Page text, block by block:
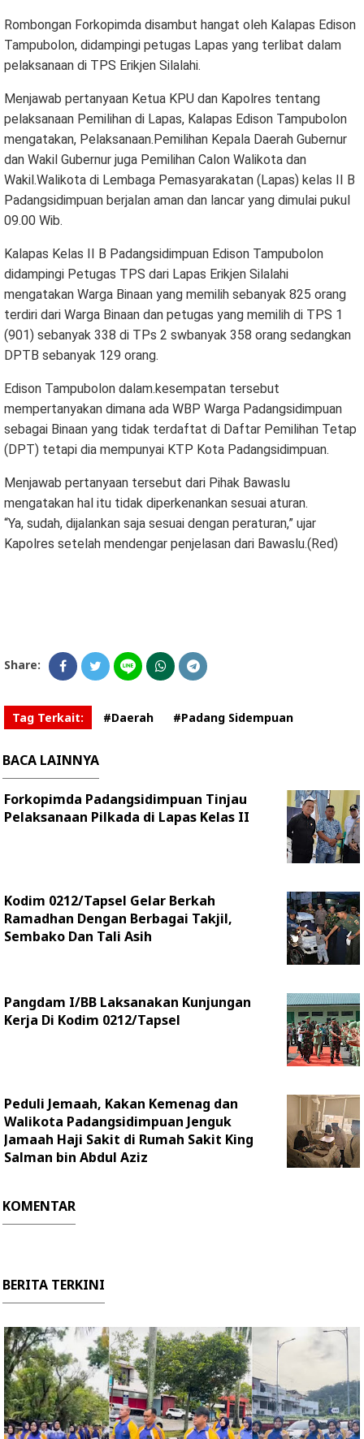
Rombongan Forkopimda disambut hangat oleh Kalapas Edison
Tampubolon, didampingi petugas Lapas yang terlibat dalam
pelaksanaan di TPS Erikjen Silalahi.
Menjawab pertanyaan Ketua KPU dan Kapolres tentang
pelaksanaan Pemilihan di Lapas, Kalapas Edison Tampubolon
mengatakan, Pelaksanaan.Pemilihan Kepala Daerah Gubernur
dan Wakil Gubernur juga Pemilihan Calon Walikota dan
Wakil.Walikota di Lembaga Pemasyarakatan (Lapas) kelas II B
Padangsidimpuan berjalan aman dan lancar yang dimulai pukul
09.00 Wib.
Kalapas Kelas II B Padangsidimpuan Edison Tampubolon
didampingi Petugas TPS dari Lapas Erikjen Silalahi
mengatakan Warga Binaan yang memilih sebanyak 825 orang
terdiri dari Warga Binaan dan petugas yang memilih di TPS 1
(901) sebanyak 338 di TPs 2 swbanyak 358 orang sedangkan
DPTB sebanyak 129 orang.
Edison Tampubolon dalam.kesempatan tersebut
mempertanyakan dimana ada WBP Warga Padangsidimpuan
sebagai Binaan yang tidak terdaftat di Daftar Pemilihan Tetap
(DPT) tetapi dia mempunyai KTP Kota Padangsidimpuan.
Menjawab pertanyaan tersebut dari Pihak Bawaslu
mengatakan hal itu tidak diperkenankan sesuai aturan.
“Ya, sudah, dijalankan saja sesuai dengan peraturan,” ujar
Kapolres setelah mendengar penjelasan dari Bawaslu.(Red)
Share:
Tag Terkait: #Daerah #Padang Sidempuan
BACA LAINNYA
Forkopimda Padangsidimpuan Tinjau
Pelaksanaan Pilkada di Lapas Kelas II
Kodim 0212/Tapsel Gelar Berkah
Ramadhan Dengan Berbagai Takjil,
Sembako Dan Tali Asih
Pangdam I/BB Laksanakan Kunjungan
Kerja Di Kodim 0212/Tapsel
Peduli Jemaah, Kakan Kemenag dan
Walikota Padangsidimpuan Jenguk
Jamaah Haji Sakit di Rumah Sakit King
Salman bin Abdul Aziz
KOMENTAR
BERITA TERKINI